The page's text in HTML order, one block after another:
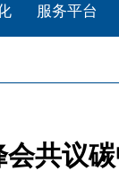
服务平台
共议